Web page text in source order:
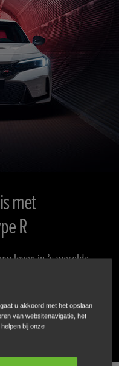
met
R
leven in ’s werelds
R
u akkoord met het opslaan
van websitenavigatie, het
bij onze